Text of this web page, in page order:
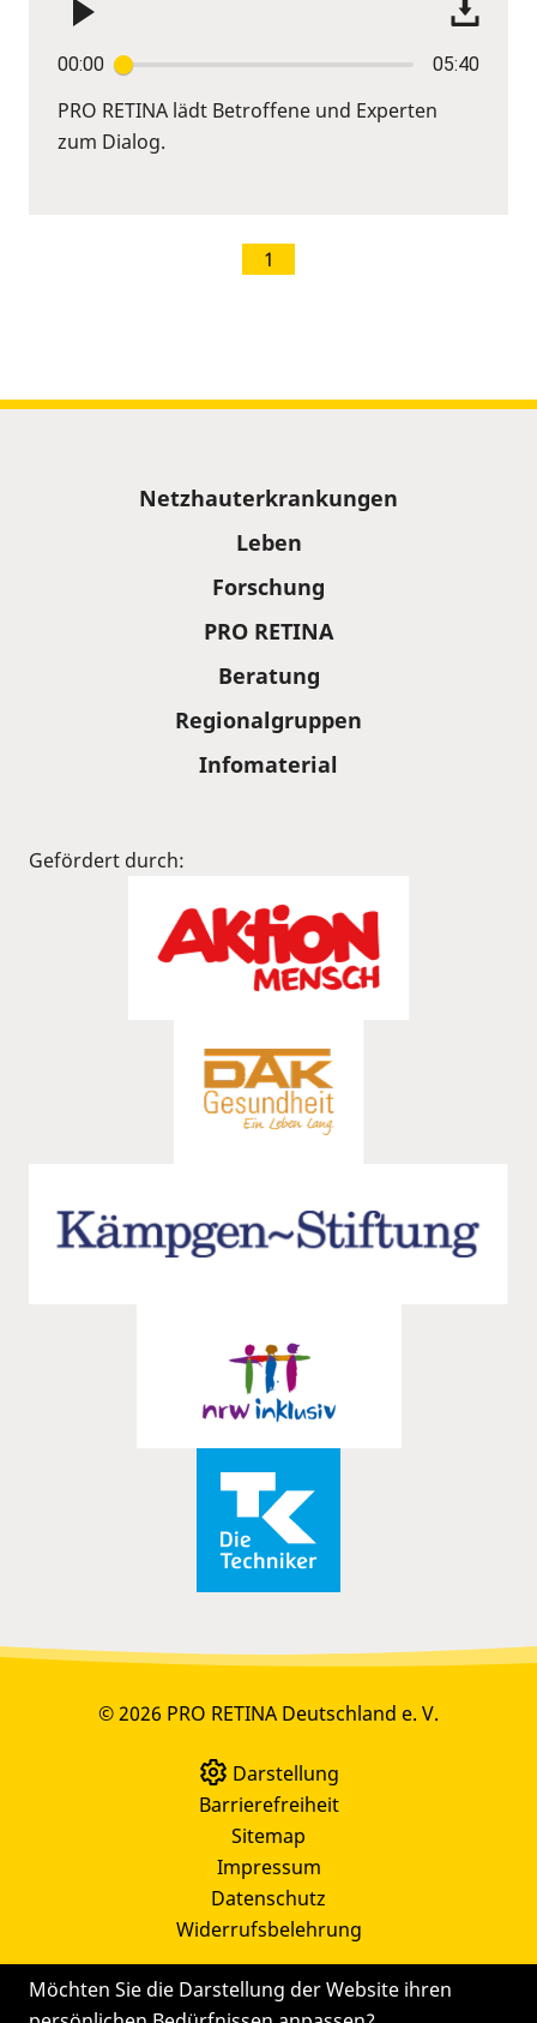
Möchten Sie die Darstellung der Website ihren
00:00 05:40
PRO RETINA lädt Betroffene und Experten
zum Dialog.
1
Netzhauterkrankungen
Leben
Forschung
PRO RETINA
Beratung
Regionalgruppen
Infomaterial
Gefördert durch:
© 2026 PRO RETINA Deutschland e. V.
Darstellung
Barrierefreiheit
Sitemap
Impressum
Datenschutz
Widerrufsbelehrung